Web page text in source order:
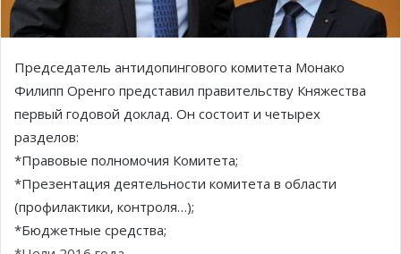
Председатель антидопингового комитета Монако
Филипп Оренго представил правительству Княжества
первый годовой доклад. Он состоит и четырех
разделов:
*Правовые полномочия Комитета;
*Презентация деятельности комитета в области
(профилактики, контроля…);
*Бюджетные средства;